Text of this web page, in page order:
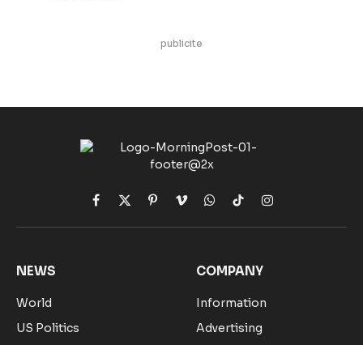
publicite
Facebook
X
(Twitter)
Pinterest
VimeoWhatsApp
TikTokInstagram
NEWS
World
US Politics
COMPANY
Information
Advertising